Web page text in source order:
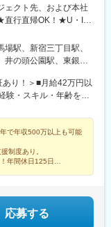
服町駅(福岡県)、香椎宮
ェクト先、および本社
直行直帰OK！★U・Iタ
方には充実手当あり
葉、神奈川など【東
京都品川区東品川2-
駅、新宿三丁目駅、
井の頭公園駅、東銀座
駅、有楽町駅、豊洲
京都)、高輪台駅、新木
駅(東京都)、白金高輪
駅、国立駅、南新宿
場駅、四谷三丁目
町駅、淡路町駅、市
駅、新整備場駅、池上
勝どき駅、京橋駅(東
武蔵五日市駅、西台
り！＞■月給42万円以
験・スキル・年齢を考
性を考慮して、支給額
！／1級、2級施工管
途資格手当を支給し
理技士 ：4万円1級施
万円■未経験者は、月給
与2回分＋残業代20時
年収532万円を実現し
るため、2年目で月給
で年収500万以上も可能
制度あり。
年間休日125日
応募する